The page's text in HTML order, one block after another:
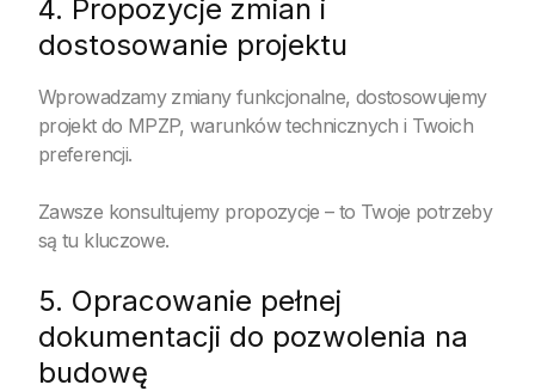
4. Propozycje zmian i
dostosowanie projektu
Wprowadzamy zmiany funkcjonalne, dostosowujemy
projekt do MPZP, warunków technicznych i Twoich
preferencji.
Zawsze konsultujemy propozycje – to Twoje potrzeby
są tu kluczowe.
5. Opracowanie pełnej
dokumentacji do pozwolenia na
budowę